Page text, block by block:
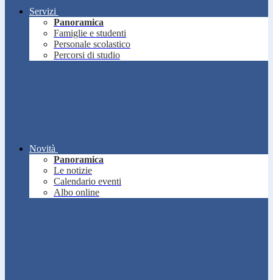
Servizi
Panoramica
Famiglie e studenti
Personale scolastico
Percorsi di studio
Novità
Panoramica
Le notizie
Calendario eventi
Albo online